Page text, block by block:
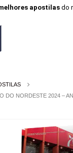
apostilasdo
DO NORDESTE 2024 –